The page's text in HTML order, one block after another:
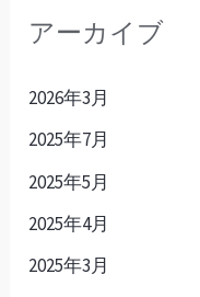
アーカイブ
2026年3月
2025年7月
2025年5月
2025年4月
2025年3月